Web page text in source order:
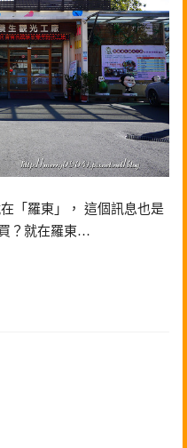
「羅東」， 這個訊息也是
？就在羅東…